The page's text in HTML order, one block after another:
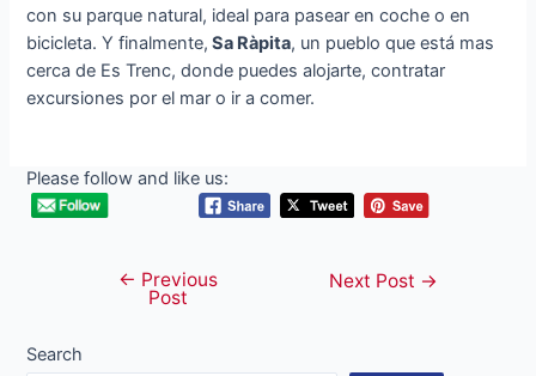
con su parque natural, ideal para pasear en coche o en
bicicleta. Y finalmente, Sa Ràpita, un pueblo que está mas
cerca de Es Trenc, donde puedes alojarte, contratar
excursiones por el mar o ir a comer.
Please follow and like us:
navigation
← Previous
Post
Next Post →
Search